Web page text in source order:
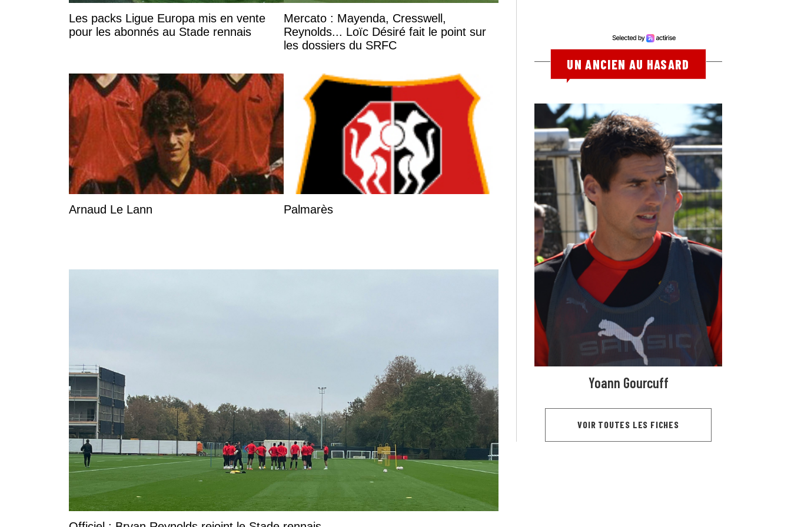
Les packs Ligue Europa mis en vente
pour les abonnés au Stade rennais
Mercato : Mayenda, Cresswell,
Reynolds... Loïc Désiré fait le point sur
les dossiers du SRFC
Arnaud Le Lann Palmarès
UN ANCIEN AU HASARD
Yoann Gourcuff
VOIR TOUTES LES FICHES